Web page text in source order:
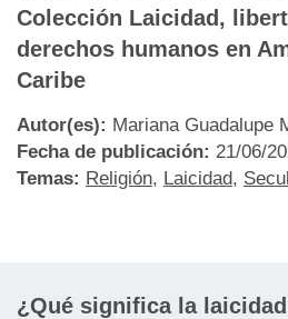
Colección Laicidad,
derechos humanos en
Caribe
Autor(es): Mariana Guadalupe
Fecha de publicación: 21/06/
Temas: Religión, Laicidad,
¿Qué significa la